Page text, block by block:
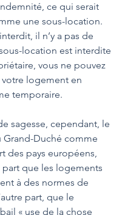
ce qui serait
une sous-location.
il n’y a pas de
location est interdite
vous ne pouvez
logement en
temporaire.
sagesse, cependant, le
Grand-Duché comme
des pays européens,
part que les logements
à des normes de
part, que le
« use de la chose